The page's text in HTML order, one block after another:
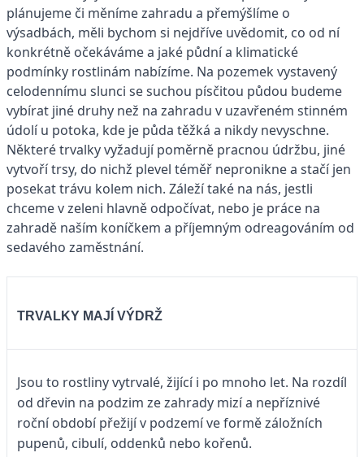
plánujeme či měníme zahradu a přemýšlíme o
výsadbách, měli bychom si nejdříve uvědomit, co od ní
konkrétně očekáváme a jaké půdní a klimatické
podmínky rostlinám nabízíme. Na pozemek vystavený
celodennímu slunci se suchou písčitou půdou budeme
vybírat jiné druhy než na zahradu v uzavřeném stinném
údolí u potoka, kde je půda těžká a nikdy nevyschne.
Některé trvalky vyžadují poměrně pracnou údržbu, jiné
vytvoří trsy, do nichž plevel téměř nepronikne a stačí jen
posekat trávu kolem nich. Záleží také na nás, jestli
chceme v zeleni hlavně odpočívat, nebo je práce na
zahradě naším koníčkem a příjemným odreagováním od
sedavého zaměstnání.
TRVALKY MAJÍ VÝDRŽ
Jsou to rostliny vytrvalé, žijící i po mnoho let. Na rozdíl
od dřevin na podzim ze zahrady mizí a nepříznivé
roční období přežijí v podzemí ve formě záložních
pupenů, cibulí, oddenků nebo kořenů.